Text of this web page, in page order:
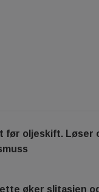
oljeskift. Løser
øker slitasjen